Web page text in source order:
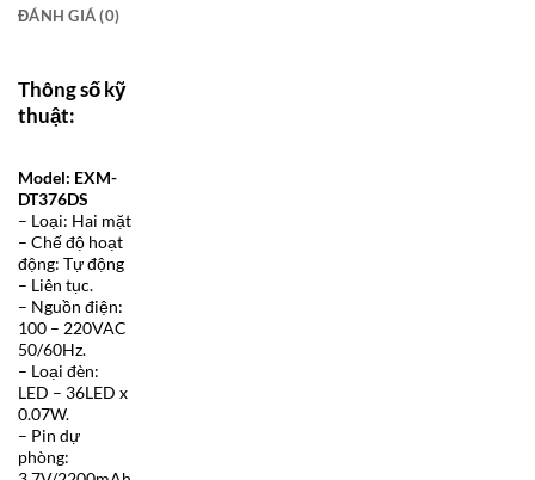
ĐÁNH GIÁ (0)
Thông số kỹ
thuật:
Model: EXM-
DT376DS
– Loại: Hai mặt
– Chế độ hoạt
động: Tự động
– Liên tục.
– Nguồn điện:
100 – 220VAC
50/60Hz.
– Loại đèn:
LED – 36LED x
0.07W.
– Pin dự
phòng: